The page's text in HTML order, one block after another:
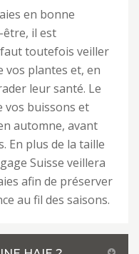
en bonne
il est
toutefois veiller
vos plantes et, en
leur santé. Le
vos buissons et
automne, avant
En plus de la taille
Suisse veillera
afin de préserver
au fil des saisons.